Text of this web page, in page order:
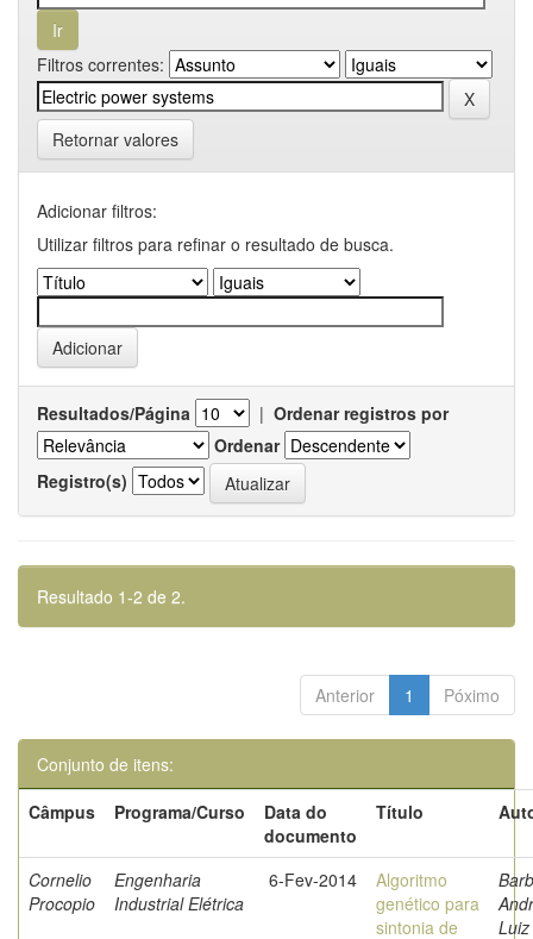
Filtros correntes:
Retornar valores
Adicionar filtros:
Utilizar filtros para refinar o resultado de busca.
Resultados/Página | Ordenar registros por
Ordenar
Registro(s)
Resultado 1-2 de 2.
Anterior 1 Póximo
Conjunto de itens:
Câmpus
Programa/Curso
Data do
documento
Título
Cornelio
Procopio
Engenharia
Industrial Elétrica
6-Fev-2014
Algoritmo
genético para
sintonia de
Luiz